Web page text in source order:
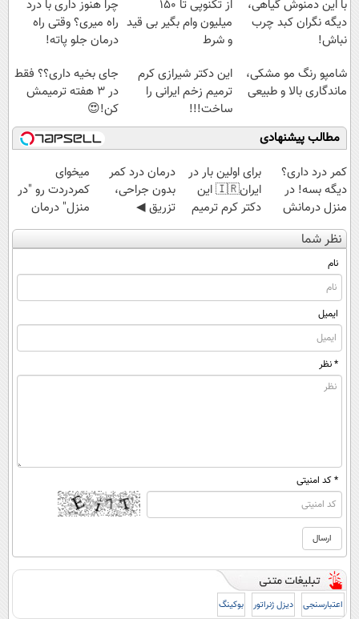
با این دمنوش گیاهی،
دیگه نگران کبد چرب
نباش!
از تکنوپی تا 150
میلیون وام بگیر بی قید
و شرط
چرا هنوز داری با درد
راه میری؟ وقتی راه
درمان جلو پاته!
شامپو رنگ مو مشکی،
ماندگاری بالا و طبیعی
این دکتر شیرازی کرم
ترمیم زخم ایرانی را
ساخت!!!
جای بخیه داری؟؟ فقط
در 3 هفته ترمیمش
کن!😍
مطالب پیشنهادی
کمر درد داری؟
دیگه بسه! در
منزل درمانش
کن
(◀پرسش‌نامه)
برای اولین بار در
ایران🇮🇷 این
دکتر کرم ترمیم
کننده 23 روزه
ساخت!
درمان درد کمر
بدون جراحی،
تزریق ◀
پرسش‌نامه رو پر
کن ▶
میخوای
کمردردت رو "در
منزل" درمان
کنی؟ (◂فیلم +
◂پرسش‌نامه)
نظر شما
نام
ایمیل
* نظر
* کد امنیتی
اعتبارسنجی دیزل ژنراتور بوکینگ